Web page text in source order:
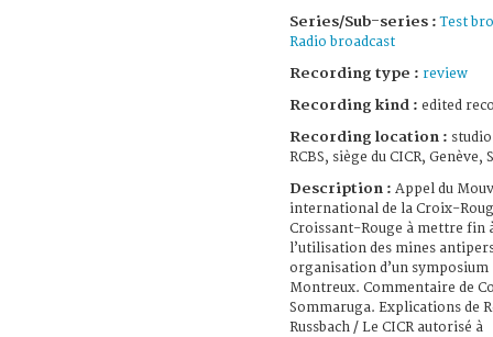
Series/Sub-series :Test
Radio broadcast
Recording type : review
Recording kind : edited
Recording location :
RCBS, siège du CICR, Genève,
Description : Appel du
international de la Croix-
Croissant-Rouge à mettre fin
l’utilisation des mines
organisation d’un symposium
Montreux. Commentaire de
Sommaruga. Explications de
Russbach / Le CICR autorisé à